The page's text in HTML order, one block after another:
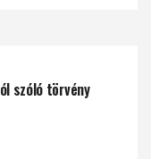
szóló törvény